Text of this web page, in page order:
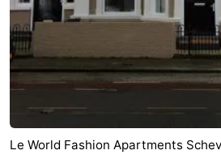
Le World Fashion Apartments